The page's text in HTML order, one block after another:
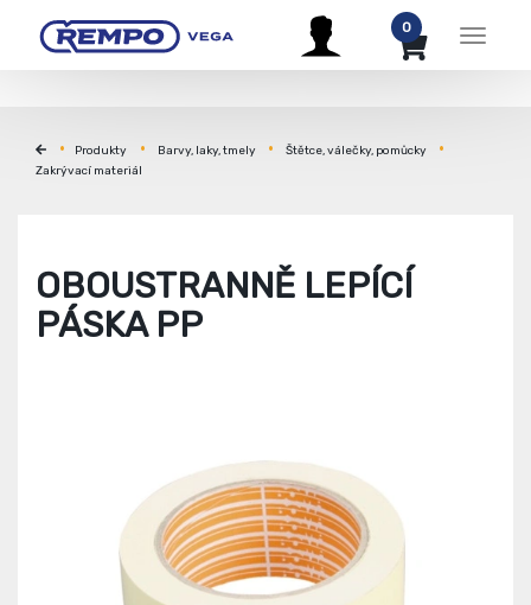
Menu
0
Produkty Barvy, laky, tmely
Štětce, válečky, pomůcky
Zakrývací materiál
OBOUSTRANNĚ LEPÍCÍ
PÁSKA PP